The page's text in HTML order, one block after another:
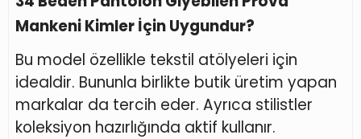
Mankeni Kimler İçin Uygundur?
Bu model özellikle tekstil atölyeleri için
idealdir. Bununla birlikte butik üretim yapan
markalar da tercih eder. Ayrıca stilistler
koleksiyon hazırlığında aktif kullanır.